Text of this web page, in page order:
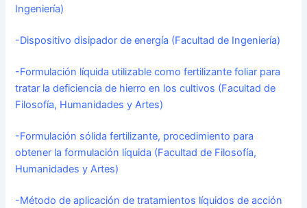
Ingeniería)
-Dispositivo disipador de energía (Facultad de Ingeniería)
-Formulación líquida utilizable como fertilizante foliar para
tratar la deficiencia de hierro en los cultivos (Facultad de
Filosofía, Humanidades y Artes)
-Formulación sólida fertilizante, procedimiento para
obtener la formulación líquida (Facultad de Filosofía,
Humanidades y Artes)
-Método de aplicación de tratamientos líquidos de acción